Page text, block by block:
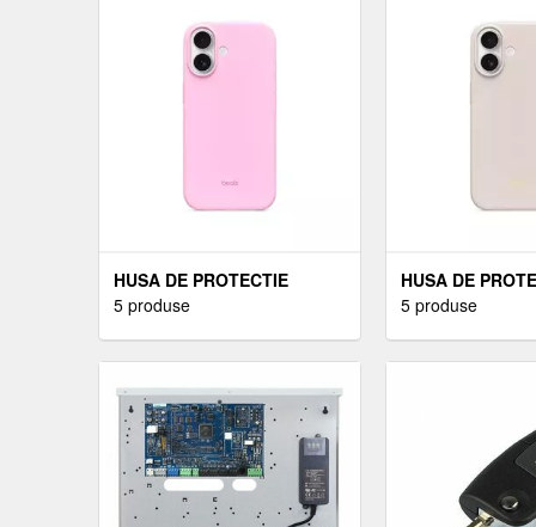
HUSA DE PROTECTIE
APPLE BEATS PENTRU
5 produse
HUSA DE
APPLE BEATS
5 produse